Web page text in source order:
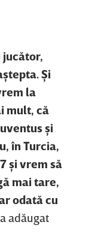
jucător,
Şi
la
mult, că
şi
în Turcia,
şi vrem să
mai tare,
odată cu
a adăugat